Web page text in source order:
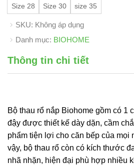
Size 28 Size 30 size 35
SKU: Không áp dụng
Danh mục: BIOHOME
Thông tin chi tiết
Bộ thau rổ nắp Biohome gồm có 1
đậy được thiết kế dày dặn, cầm
phẩm tiện lợi cho căn bếp của mọi
vậy, bộ thau rổ còn có kích thước
nhã nhặn, hiện đại phù hợp nhiều